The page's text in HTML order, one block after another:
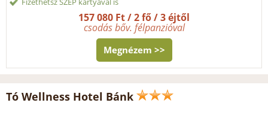
157 080 Ft / 2 fő / 3 éjtől
csodás bőv. félpanzióval
Megnézem >>
Tó Wellness Hotel Bánk